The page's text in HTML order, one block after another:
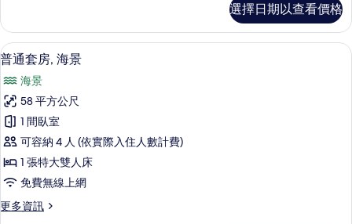
有
相
片
客
房,
海
景
的
詳
情
選擇日期以查看價格
顯
示
普
通
套
房,
海
景
的
普通套房, 海景 | 低過敏寢具、客房內
7
普通套房, 海景
海景
58 平方公尺
1 間臥室
可容納 4 人 (依實際入住人數計費)
1 張特大雙人床
免費無線上網
更多資訊
更